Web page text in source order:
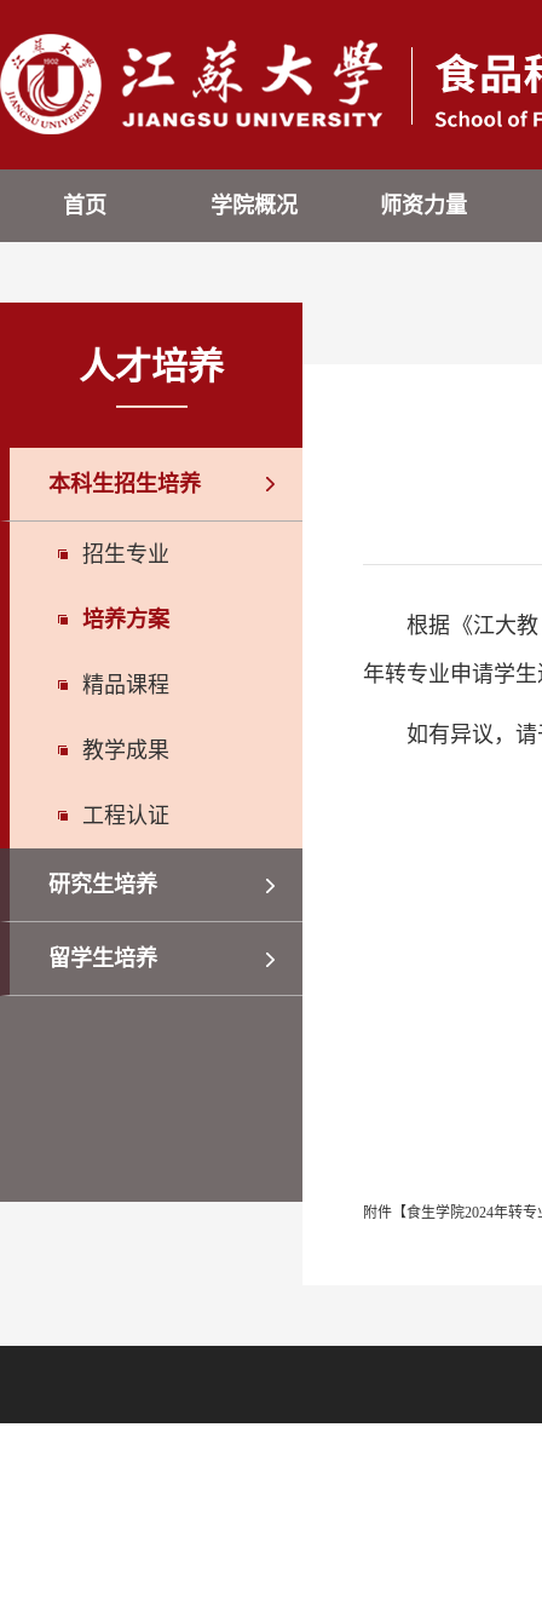
首页 学院概况 师资力量
人才培养
本科生招生培养
招生专业
培养方案
精品课程
教学成果
工程认证
研究生培养
留学生培养
根据《江大
年转专业申请学
如有异议，请
附件【食生学院2024年转